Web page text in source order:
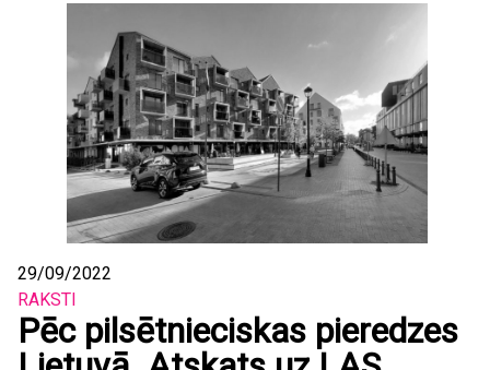
29/09/2022
RAKSTI
Pēc pilsētnieciskas pieredzes